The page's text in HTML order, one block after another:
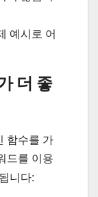
예시로 어
더 좋
함수를 가
드를 이용
니다: